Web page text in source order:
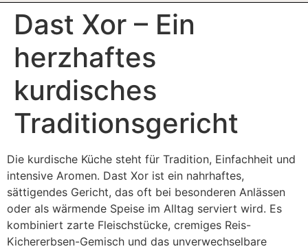
Dast Xor – Ein
herzhaftes
kurdisches
Traditionsgericht
Die kurdische Küche steht für Tradition, Einfachheit und
intensive Aromen. Dast Xor ist ein nahrhaftes,
sättigendes Gericht, das oft bei besonderen Anlässen
oder als wärmende Speise im Alltag serviert wird. Es
kombiniert zarte Fleischstücke, cremiges Reis-
Kichererbsen-Gemisch und das unverwechselbare